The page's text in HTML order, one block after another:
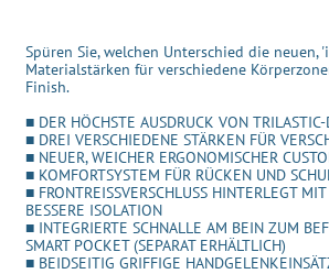
Spüren Sie, welchen Unterschied die
Materialstärken für verschiedene
Finish.
■ DER HÖCHSTE AUSDRUCK VON TRILASTIC-
■ DREI VERSCHIEDENE STÄRKEN FÜR
■ NEUER, WEICHER ERGONOMISCHER
■ KOMFORTSYSTEM FÜR RÜCKEN UND
■ FRONTREISSVERSCHLUSS HINTERLEGT
BESSERE ISOLATION
■ INTEGRIERTE SCHNALLE AM BEIN ZUM
SMART POCKET (SEPARAT ERHÄLTLICH)
■ BEIDSEITIG GRIFFIGE